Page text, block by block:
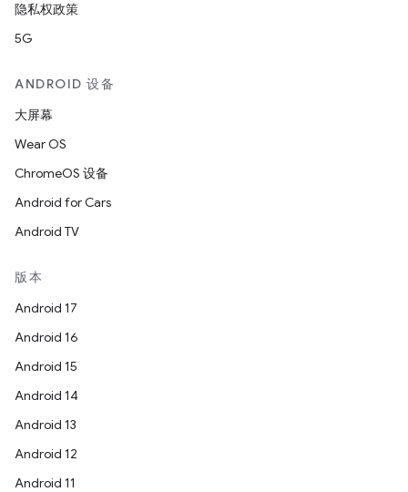
隐私权政策
5G
ANDROID 设备
大屏幕
Wear OS
ChromeOS 设备
Android for Cars
Android TV
版本
Android 17
Android 16
Android 15
Android 14
Android 13
Android 12
Android 11